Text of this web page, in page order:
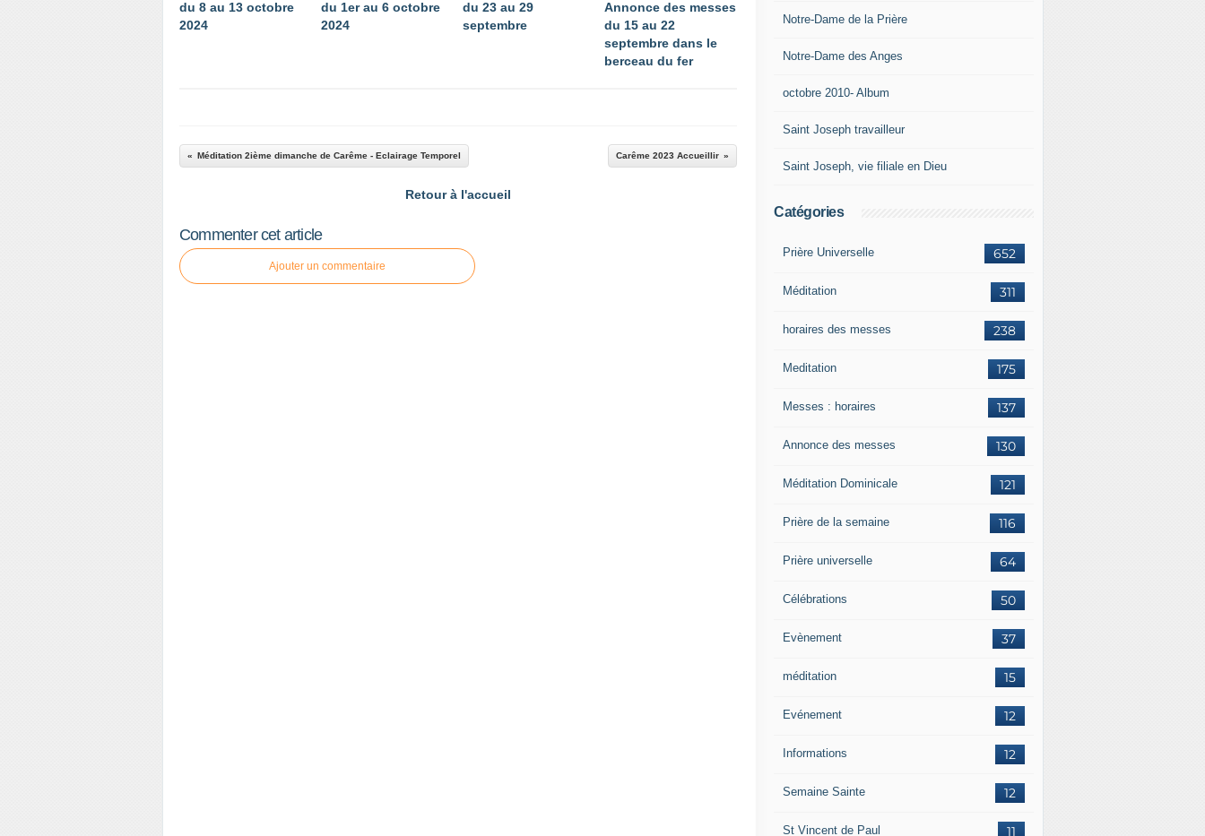
du 8 au 13 octobre
2024
du 1er au 6 octobre
2024
du 23 au 29
septembre
Annonce des messes
du 15 au 22
septembre dans le
berceau du fer
Méditation 2ième dimanche de Carême - Eclairage Temporel Carême 2023 Accueillir
Retour à l'accueil
Commenter cet article
Ajouter un commentaire
Notre-Dame de la Prière
Notre-Dame des Anges
octobre 2010- Album
Saint Joseph travailleur
Saint Joseph, vie filiale en Dieu
Catégories
652
Prière Universelle
311
Méditation
238
horaires des messes
175
Meditation
137
Messes : horaires
130
Annonce des messes
121
Méditation Dominicale
116
Prière de la semaine
64
Prière universelle
50
Célébrations
37
Evènement
15
méditation
12
Evénement
12
Informations
12
Semaine Sainte
11
St Vincent de Paul